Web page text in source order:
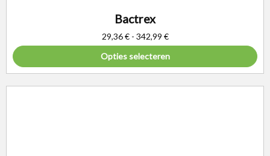
Bactrex
29,36€ - 342,99 €
Opties selecteren